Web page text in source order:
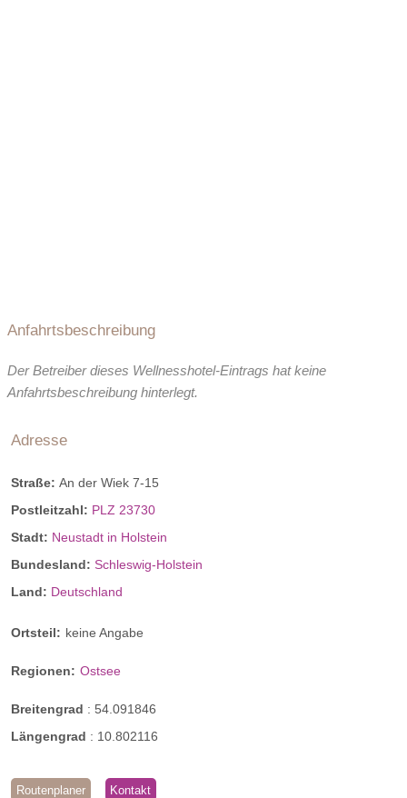
Anfahrtsbeschreibung
Der Betreiber dieses Wellnesshotel-Eintrags hat keine
Anfahrtsbeschreibung hinterlegt.
Adresse
Straße: An der Wiek 7-15
Postleitzahl: PLZ 23730
Stadt: Neustadt in Holstein
Bundesland: Schleswig-Holstein
Land: Deutschland
Ortsteil: keine Angabe
Regionen: Ostsee
Breitengrad : 54.091846
Längengrad : 10.802116
Routenplaner Kontakt